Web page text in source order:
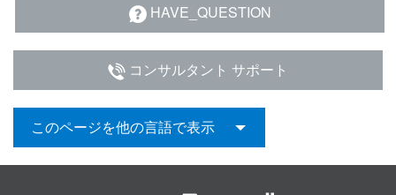
HAVE_QUESTION
コンサルタント サポート
このページを他の言語で表示